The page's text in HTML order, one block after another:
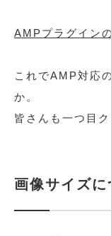
AMPプラグイン
これでAMP対応
か。
皆さんも一つ目
画像サイズに